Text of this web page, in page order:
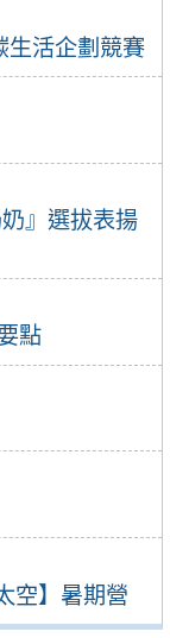
生活企劃競賽
』選拔表揚
點
空】暑期營